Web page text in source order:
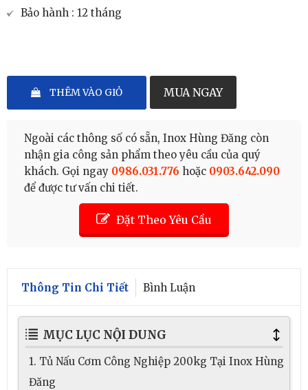
Bảo hành : 12 tháng
THÊM VÀO GIỎ MUA NGAY
Ngoài các thông số có sẵn, Inox Hùng Đăng còn
nhận gia công sản phẩm theo yêu cầu của quý
khách. Gọi ngay 0986.031.776 hoặc 0903.642.090
để được tư vấn chi tiết.
Đặt Theo Yêu Cầu
Thông Tin Chi Tiết Bình Luận
MỤC LỤC NỘI DUNG
1. Tủ Nấu Cơm Công Nghiệp 200kg Tại Inox Hùng
Đăng